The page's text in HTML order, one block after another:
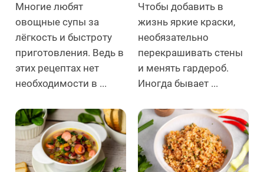
Многие любят
овощные супы за
лёгкость и быстроту
приготовления. Ведь в
этих рецептах нет
необходимости в ...
Чтобы добавить в
жизнь яркие краски,
необязательно
перекрашивать стены
и менять гардероб.
Иногда бывает ...